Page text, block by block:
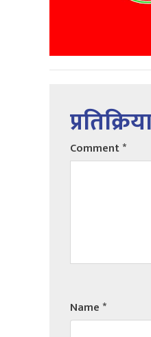
Comment*
Name*